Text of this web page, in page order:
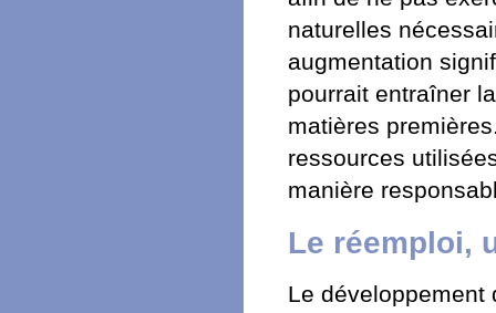
naturelles
augmentation
pourrait entraîner
matières
ressources
manière
Le réemploi,
Le développement